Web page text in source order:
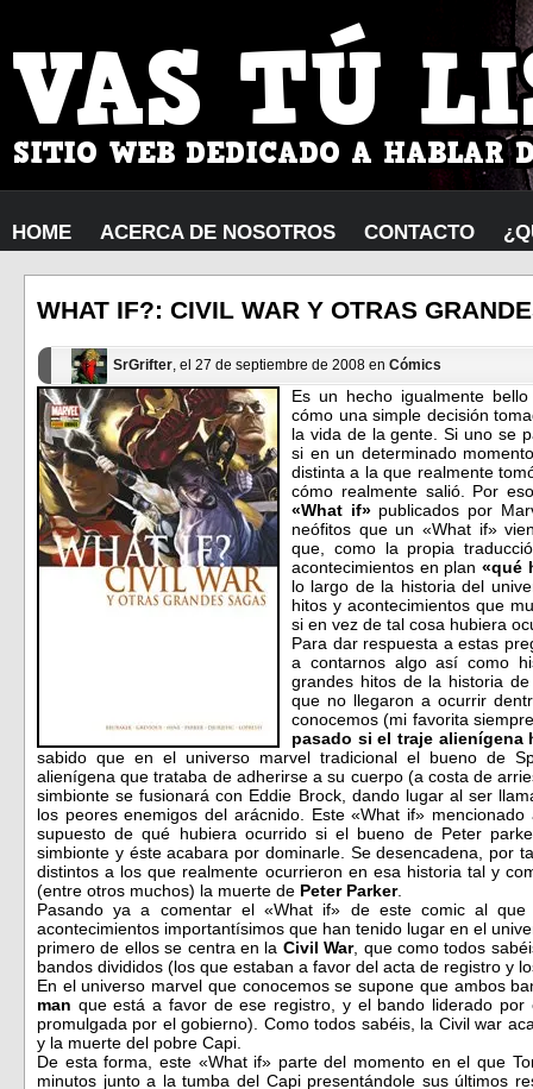
HOME ACERCA DE NOSOTROS CONTACTO
WHAT IF?: CIVIL WAR Y OTRAS
SrGrifter, el 27 de septiembre de 2008 en Cómics
Es un hecho igualmente
cómo una simple decisión
la vida de la gente. Si uno se
si en un determinado
distinta a la que realmente
cómo realmente salió. Por
«What if» publicados por
neófitos que un «What if»
que, como la propia
acontecimientos en plan«qué
lo largo de la historia del
hitos y acontecimientos que
si en vez de tal cosa hubiera
Para dar respuesta a estas
a contarnos algo así como
grandes hitos de la historia
que no llegaron a ocurrir
conocemos (mi favorita
pasado si el traje alienígena
sabido que en el universo marvel tradicional el bueno de
alienígena que trataba de adherirse a su cuerpo (a costa de
simbionte se fusionará con Eddie Brock, dando lugar al ser
los peores enemigos del arácnido. Este «What if»
supuesto de qué hubiera ocurrido si el bueno de Peter
simbionte y éste acabara por dominarle. Se desencadena, por
distintos a los que realmente ocurrieron en esa historia tal y
(entre otros muchos) la muerte de Peter Parker.
Pasando ya a comentar el «What if» de este comic al
acontecimientos importantísimos que han tenido lugar en el
primero de ellos se centra en la Civil War, que como todos
bandos divididos (los que estaban a favor del acta de registro y
En el universo marvel que conocemos se supone que ambos
man que está a favor de ese registro, y el bando liderado
promulgada por el gobierno). Como todos sabéis, la Civil war
y la muerte del pobre Capi.
De esta forma, este «What if» parte del momento en el que
minutos junto a la tumba del Capi presentándole sus últimos